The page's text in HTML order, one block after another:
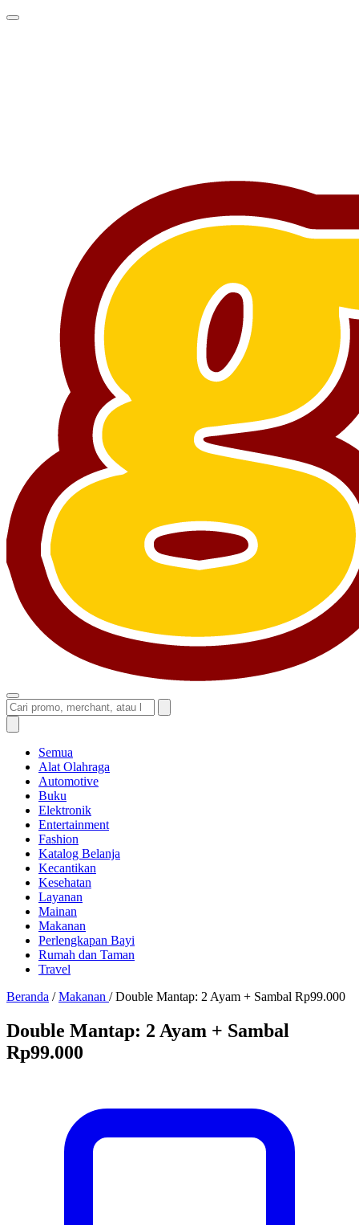
Semua
Alat Olahraga
Automotive
Buku
Elektronik
Entertainment
Fashion
Katalog Belanja
Kecantikan
Kesehatan
Layanan
Mainan
Makanan
Perlengkapan Bayi
Rumah dan Taman
Travel
Beranda / Makanan / Double Mantap: 2 Ayam + Sambal Rp99.000
Double Mantap: 2 Ayam + Sambal
Rp99.000